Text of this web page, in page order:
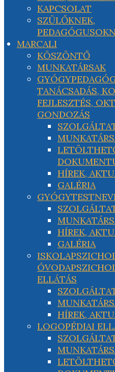
KAPCSOLAT
SZÜLŐKNEK,
MARCALI
KÖSZÖNTŐ
MUNKATÁRSAK
TANÁCSADÁS,
FEJLESZTÉS,
GONDOZÁS
HÍREK,
GALÉRIA
HÍREK,
GALÉRIA
ELLÁTÁS
HÍREK,
LOGOPÉDIAI